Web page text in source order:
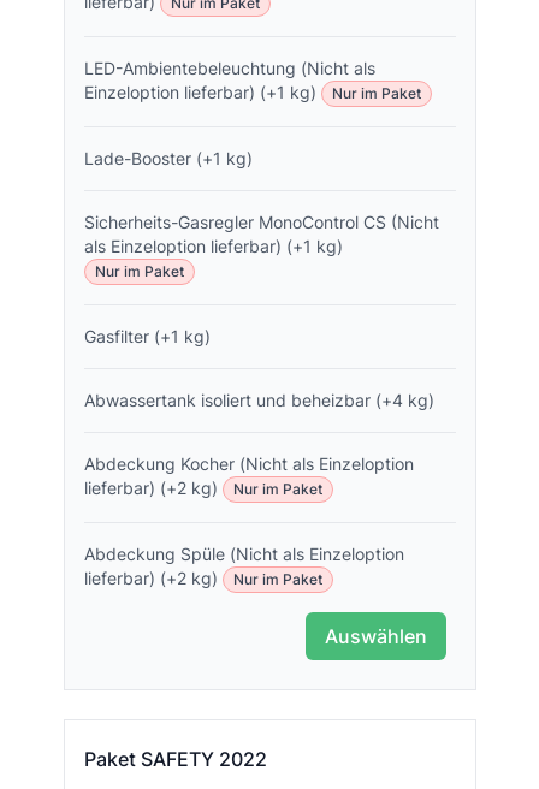
LED-Ambientebeleuchtung (Nicht als
Einzeloption lieferbar) (+1 kg)
Nur im Paket
Lade-Booster (+1 kg)
Sicherheits-Gasregler MonoControl CS (Nicht
als Einzeloption lieferbar) (+1 kg)
Nur im Paket
Gasfilter (+1 kg)
Abwassertank isoliert und beheizbar (+4 kg)
Abdeckung Kocher (Nicht als Einzeloption
lieferbar) (+2 kg)
Nur im Paket
Abdeckung Spüle (Nicht als Einzeloption
lieferbar) (+2 kg)
Nur im Paket
Auswählen
Paket SAFETY 2022